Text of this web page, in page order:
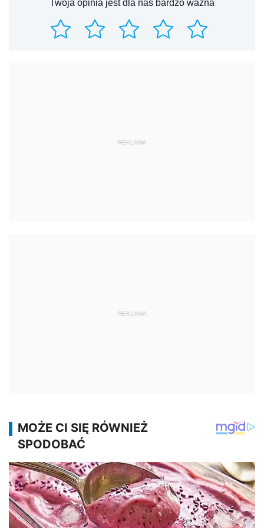
Twoja opinia jest dla nas bardzo ważna
REKLAMA
REKLAMA